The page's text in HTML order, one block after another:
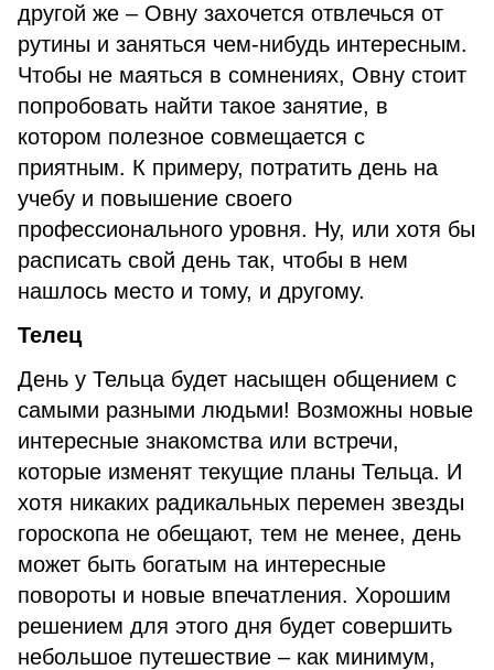
другой же – Овну захочется отвлечься от
рутины и заняться чем-нибудь интересным.
Чтобы не маяться в сомнениях, Овну стоит
попробовать найти такое занятие, в
котором полезное совмещается с
приятным. К примеру, потратить день на
учебу и повышение своего
профессионального уровня. Ну, или хотя бы
расписать свой день так, чтобы в нем
нашлось место и тому, и другому.
Телец
День у Тельца будет насыщен общением с
самыми разными людьми! Возможны новые
интересные знакомства или встречи,
которые изменят текущие планы Тельца. И
хотя никаких радикальных перемен звезды
гороскопа не обещают, тем не менее, день
может быть богатым на интересные
повороты и новые впечатления. Хорошим
решением для этого дня будет совершить
небольшое путешествие – как минимум,